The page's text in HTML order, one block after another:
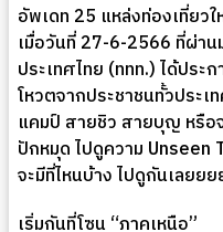
อัพเดท 25 แหล่งท่องเที่ยว
เมื่อวันที่ 27-6-2566 ที่ผ่าน
ประเทศไทย (ททท.) ได้ประ
โหวตจากประชาชนทั้วประเ
แคมป์ สายชิว สายบุญ หรือ
ปักหมุด ไปดูความ Unseen
จะมีที่ไหนบ้าง ไปดูกันเลยยย
เริ่มกันที่โซน “ภาคเหนือ”